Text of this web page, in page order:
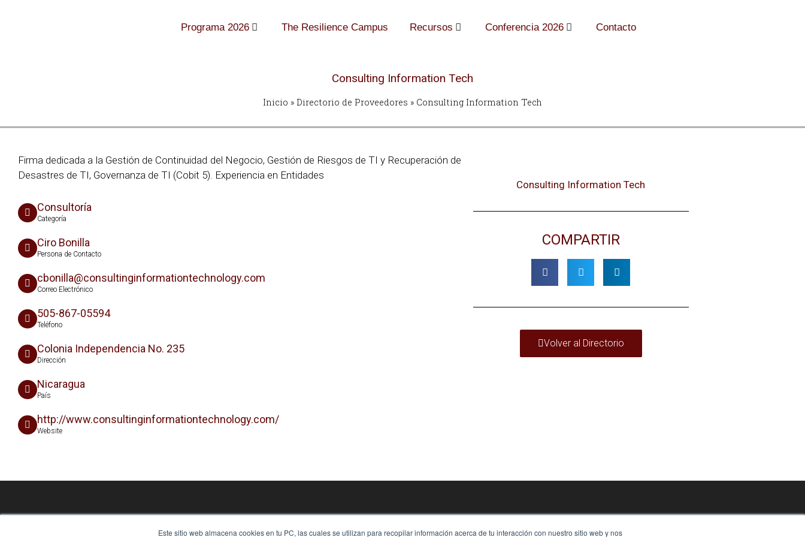
Este sitio web almacena cookies en tu PC, las cuales se utilizan para recopilar información acerca de tu interacción con nuestro sitio web y nos
Programa 2026 The Resilience Campus Recursos Conferencia 2026 Contacto
Consulting Information Tech
Inicio » Directorio de Proveedores » Consulting Information Tech
Firma dedicada a la Gestión de Continuidad del Negocio, Gestión de Riesgos de TI y Recuperación de
Desastres de TI, Governanza de TI (Cobit 5). Experiencia en Entidades
Consultoría
Categoría
Ciro Bonilla
Persona de Contacto
cbonilla@consultinginformationtechnology.com
Correo Electrónico
505-867-05594
Teléfono
Colonia Independencia No. 235
Dirección
Nicaragua
País
http://www.consultinginformationtechnology.com/
Website
Consulting Information Tech
COMPARTIR
Volver al Directorio